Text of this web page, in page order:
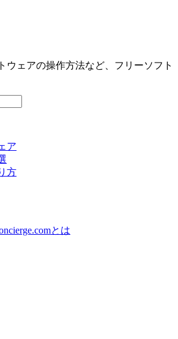
ウェアの操作方法など、フリーソフト
ア
方
とは